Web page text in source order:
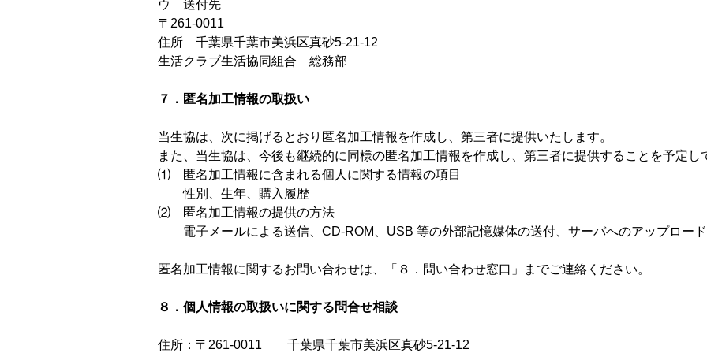
ウ 送付先
〒261-0011
住所 千葉県千葉市美浜区真砂5-21-12
生活クラブ生活協同組合 総務部
７．匿名加工情報の取扱い
当生協は、次に掲げるとおり匿名加工情報を作成し、第三者に提供いたします。
また、当生協は、今後も継続的に同様の匿名加工情報を作成し、第三者に提供することを予定し
⑴ 匿名加工情報に含まれる個人に関する情報の項目
性別、生年、購入履歴
⑵ 匿名加工情報の提供の方法
電子メールによる送信、CD-ROM、USB 等の外部記憶媒体の送付、サーバへのアップロード
匿名加工情報に関するお問い合わせは、「８．問い合わせ窓口」までご連絡ください。
８．個人情報の取扱いに関する問合せ相談
住所：〒261-0011 千葉県千葉市美浜区真砂5-21-12